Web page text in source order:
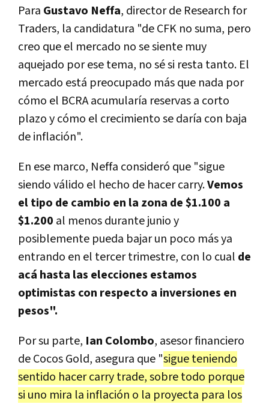
Para Gustavo Neffa, director de Research for
Traders, la candidatura "de CFK no suma, pero
creo que el mercado no se siente muy
aquejado por ese tema, no sé si resta tanto. El
mercado está preocupado más que nada por
cómo el BCRA acumularía reservas a corto
plazo y cómo el crecimiento se daría con baja
de inflación".
En ese marco, Neffa consideró que "sigue
siendo válido el hecho de hacer carry.Vemos
el tipo de cambio en la zona de $1.100 a
$1.200 al menos durante junio y
posiblemente pueda bajar un poco más ya
entrando en el tercer trimestre, con lo cual de
acá hasta las elecciones estamos
optimistas con respecto a inversiones en
pesos".
Por su parte, Ian Colombo, asesor financiero
de Cocos Gold, asegura que "sigue teniendo
sentido hacer carry trade, sobre todo porque
si uno mira la inflación o la proyecta para los